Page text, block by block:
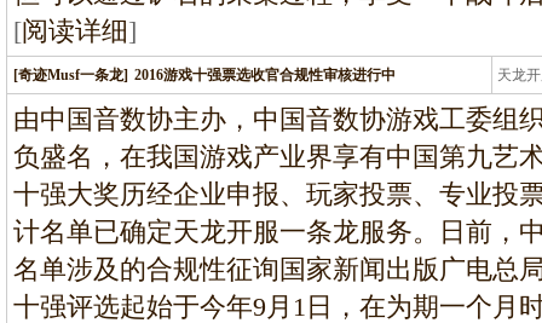
[阅读详细]
[奇迹Musf一条龙] 2016游戏十强票选收官合规性审核进行中 天龙
龙
由中国音数协主办，中国音数协游戏工委组
负盛名，在我国游戏产业界享有中国第九艺
十强大奖历经企业申报、玩家投票、专业投
计名单已确定天龙开服一条龙服务。日前，
名单涉及的合规性征询国家新闻出版广电总
十强评选起始于今年9月1日，在为期一个月